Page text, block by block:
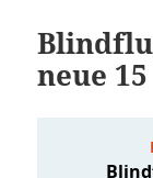
neue 15